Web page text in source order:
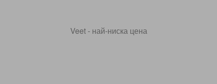
Veet - най-ниска цена